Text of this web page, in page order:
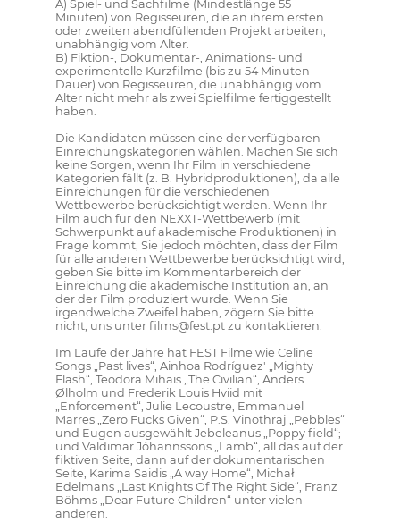
A) Spiel- und Sachfilme (Mindestlänge 55
Minuten) von Regisseuren, die an ihrem ersten
oder zweiten abendfüllenden Projekt arbeiten,
unabhängig vom Alter.
B) Fiktion-, Dokumentar-, Animations- und
experimentelle Kurzfilme (bis zu 54 Minuten
Dauer) von Regisseuren, die unabhängig vom
Alter nicht mehr als zwei Spielfilme fertiggestellt
haben.
Die Kandidaten müssen eine der verfügbaren
Einreichungskategorien wählen. Machen Sie sich
keine Sorgen, wenn Ihr Film in verschiedene
Kategorien fällt (z. B. Hybridproduktionen), da alle
Einreichungen für die verschiedenen
Wettbewerbe berücksichtigt werden. Wenn Ihr
Film auch für den NEXXT-Wettbewerb (mit
Schwerpunkt auf akademische Produktionen) in
Frage kommt, Sie jedoch möchten, dass der Film
für alle anderen Wettbewerbe berücksichtigt wird,
geben Sie bitte im Kommentarbereich der
Einreichung die akademische Institution an, an
der der Film produziert wurde. Wenn Sie
irgendwelche Zweifel haben, zögern Sie bitte
nicht, uns unter films@fest.pt zu kontaktieren.
Im Laufe der Jahre hat FEST Filme wie Celine
Songs „Past lives“, Ainhoa Rodríguez' „Mighty
Flash“, Teodora Mihais „The Civilian“, Anders
Ølholm und Frederik Louis Hviid mit
„Enforcement“, Julie Lecoustre, Emmanuel
Marres „Zero Fucks Given“, P.S. Vinothraj „Pebbles“
und Eugen ausgewählt Jebeleanus „Poppy field“;
und Valdimar Jóhannssons „Lamb“, all das auf der
fiktiven Seite, dann auf der dokumentarischen
Seite, Karima Saidis „A way Home“, Michał
Edelmans „Last Knights Of The Right Side“, Franz
Böhms „Dear Future Children“ unter vielen
anderen.